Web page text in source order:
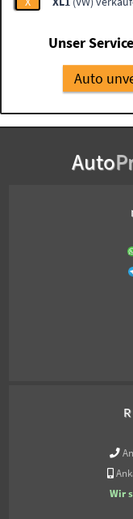
Unser
Auto
Auto
Wir